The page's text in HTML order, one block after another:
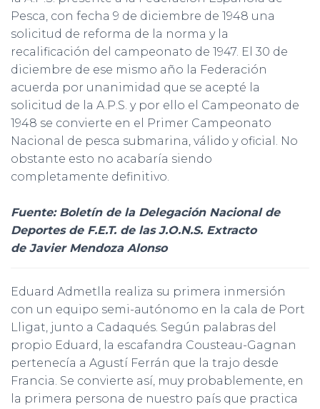
Pesca, con fecha 9 de diciembre de 1948 una
solicitud de reforma de la norma y la
recalificación del campeonato de 1947. El 30 de
diciembre de ese mismo año la Federación
acuerda por unanimidad que se acepté la
solicitud de la A.P.S. y por ello el Campeonato de
1948 se convierte en el Primer Campeonato
Nacional de pesca submarina, válido y oficial. No
obstante esto no acabaría siendo
completamente definitivo.
Fuente: Boletín de la Delegación Nacional de
Deportes de F.E.T. de las J.O.N.S. Extracto
de Javier Mendoza Alonso
Eduard Admetlla realiza su primera inmersión
con un equipo semi-autónomo en la cala de Port
Lligat, junto a Cadaqués. Según palabras del
propio Eduard, la escafandra Cousteau-Gagnan
pertenecía a Agustí Ferrán que la trajo desde
Francia. Se convierte así, muy probablemente, en
la primera persona de nuestro país que practica